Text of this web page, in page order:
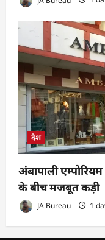
देश
अंबापाली
के बीच मजबूत कड़ी
JA Bureau 1